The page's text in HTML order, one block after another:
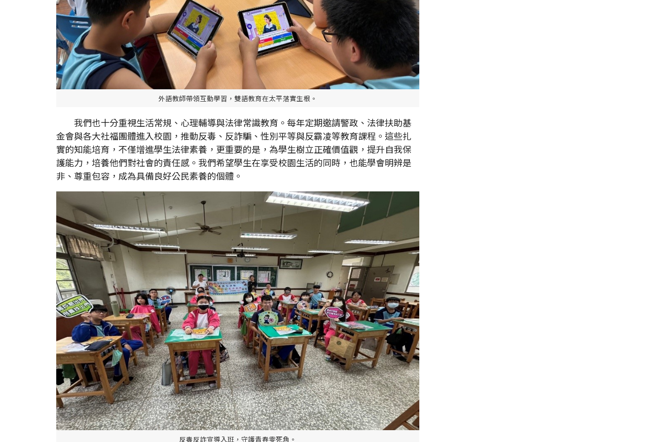
外語教師帶領互動學習，雙語教育在太平落實生根。
我們也十分重視生活常規、心理輔導與法律常識教育。每年定期邀請警政、法律扶助基
金會與各大社福團體進入校園，推動反毒、反詐騙、性別平等與反霸凌等教育課程。這些扎
實的知能培育，不僅增進學生法律素養，更重要的是，為學生樹立正確價值觀，提升自我保
護能力，培養他們對社會的責任感。我們希望學生在享受校園生活的同時，也能學會明辨是
非、尊重包容，成為具備良好公民素養的個體。
反毒反詐宣導入班，守護青春零死角。